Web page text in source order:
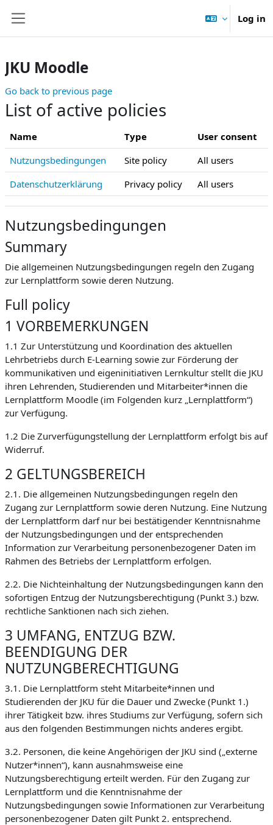
Log in
JKU Moodle
Go back to previous page
List of active policies
Name Type
User consent
Nutzungsbedingungen
Site policy
All users
Datenschutzerklärung
Privacy policy All users
Nutzungsbedingungen
Summary
Die allgemeinen Nutzungsbedingungen regeln den Zugang
zur Lernplattform sowie deren Nutzung.
Full policy
1 VORBEMERKUNGEN
1.1 Zur Unterstützung und Koordination des aktuellen
Lehrbetriebs durch E-Learning sowie zur Förderung der
kommunikativen und eigeninitiativen Lernkultur stellt die JKU
ihren Lehrenden, Studierenden und Mitarbeiter*innen die
Lernplattform Moodle (im Folgenden kurz „Lernplattform“)
zur Verfügung.
1.2 Die Zurverfügungstellung der Lernplattform erfolgt bis auf
Widerruf.
2 GELTUNGSBEREICH
2.1. Die allgemeinen Nutzungsbedingungen regeln den
Zugang zur Lernplattform sowie deren Nutzung. Eine Nutzung
der Lernplattform darf nur bei bestätigender Kenntnisnahme
der Nutzungsbedingungen und der entsprechenden
Information zur Verarbeitung personenbezogener Daten im
Rahmen des Betriebs der Lernplattform erfolgen.
2.2. Die Nichteinhaltung der Nutzungsbedingungen kann den
sofortigen Entzug der Nutzungsberechtigung (Punkt 3.) bzw.
rechtliche Sanktionen nach sich ziehen.
3 UMFANG, ENTZUG BZW.
BEENDIGUNG DER
NUTZUNGBERECHTIGUNG
3.1. Die Lernplattform steht Mitarbeite*innen und
Studierenden der JKU für die Dauer und Zwecke (Punkt 1.)
ihrer Tätigkeit bzw. ihres Studiums zur Verfügung, sofern sich
aus den folgenden Bestimmungen nichts anderes ergibt.
3.2. Personen, die keine Angehörigen der JKU sind („externe
Nutzer*innen“), kann ausnahmsweise eine
Nutzungsberechtigung erteilt werden. Für den Zugang zur
Lernplattform und die Kenntnisnahme der
Nutzungsbedingungen sowie Informationen zur Verarbeitung
personenbezogener Daten gilt Punkt 2. entsprechend.